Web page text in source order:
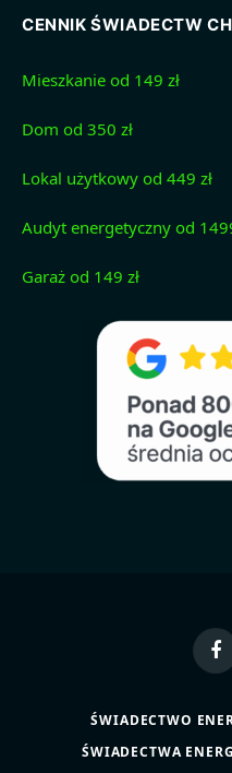
CENNIK ŚWIADECTW
Mieszkanie od 149 zł
Dom od 350 zł
Lokal użytkowy od 449 zł
Audyt energetyczny od
Garaż od 149 zł
ŚWIADECTWO
ŚWIADECTWA